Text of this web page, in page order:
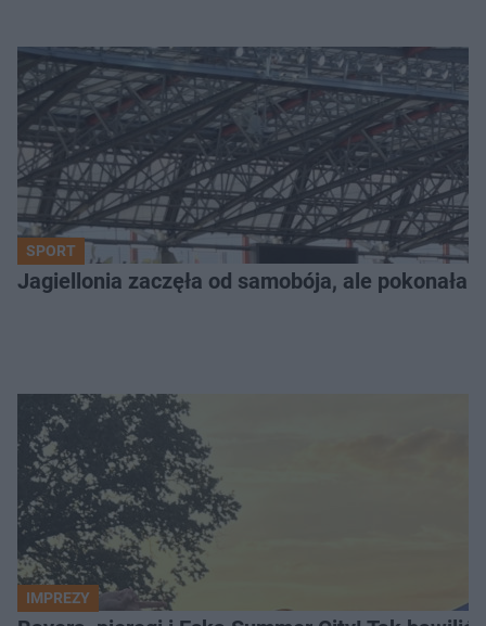
SPORT
Jagiellonia zaczęła od samobója, ale pokonała
IMPREZY